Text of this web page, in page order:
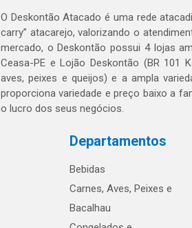
O Deskontão Atacado é uma rede
carry” atacarejo, valorizando o
mercado, o Deskontão possui 4 lojas
Ceasa-PE e Lojão Deskontão (BR 101
aves, peixes e queijos) e a ampla
proporciona variedade e preço baixo a
o lucro dos seus negócios.
Departamentos
Bebidas
Carnes, Aves, Peixes e
Bacalhau